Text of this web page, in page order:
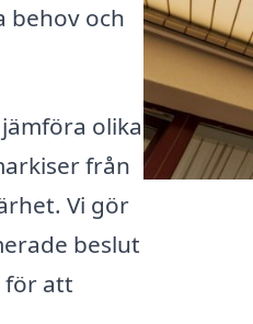
behov och
olika
från
Vi gör
beslut
för att